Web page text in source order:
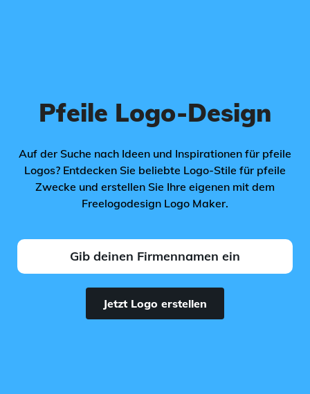
Pfeile Logo-Design
Auf der Suche nach Ideen und Inspirationen für pfeile
Logos? Entdecken Sie beliebte Logo-Stile für pfeile
Zwecke und erstellen Sie Ihre eigenen mit dem
Freelogodesign Logo Maker.
Jetzt Logo erstellen